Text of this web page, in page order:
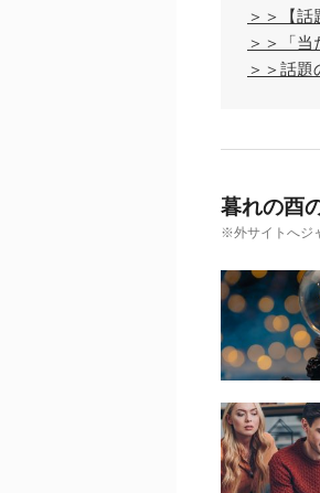
＞＞【話
＞＞「
＞＞話
暮れの酉
※外サイトへジ